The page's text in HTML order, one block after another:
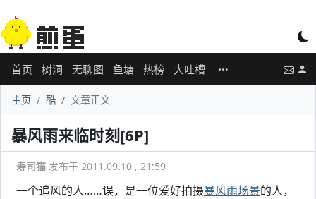
首页 树洞 无聊图 鱼塘 热榜 大吐槽
主页 酷 文章正文
暴风雨来临时刻[6P]
寿司猫 发布于 2011.09.10 , 21:59
一个追风的人……误，是一位爱好拍摄暴风雨场景的人，